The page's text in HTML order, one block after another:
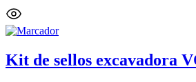
Kit de sellos excavadora